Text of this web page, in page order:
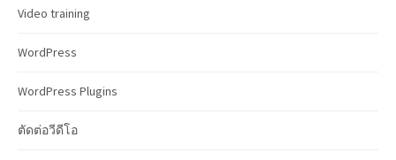
Video training
WordPress
WordPress Plugins
ตัดต่อวีดีโอ